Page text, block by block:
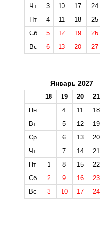
Чт
3 10 17
24
Пт
4 11 18
25
Сб
5 12 19
26
Вс
6 13 20 27
Январь 2027
18 19 20 21
Пн
4 11 18
Вт
5 12 19
Ср
6 13 20
Чт
7 14 21
Пт
1 8 15 22
Сб
2 9 16 23
Вс
3 10 17 24